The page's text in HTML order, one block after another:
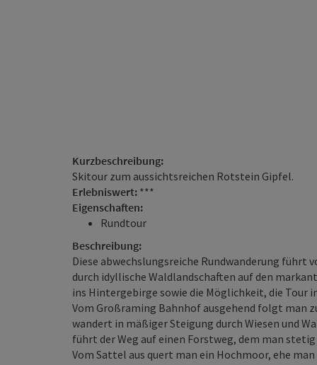
Kurzbeschreibung:
Skitour zum aussichtsreichen Rotstein Gipfel.
Erlebniswert: ***
Eigenschaften:
Rundtour
Beschreibung:
Diese abwechslungsreiche Rundwanderung führt
durch idyllische Waldlandschaften auf den
ins Hintergebirge sowie die Möglichkeit, die Tour
Vom Großraming Bahnhof ausgehend folgt man
wandert in mäßiger Steigung durch Wiesen und
führt der Weg auf einen Forstweg, dem man
Vom Sattel aus quert man ein Hochmoor, ehe